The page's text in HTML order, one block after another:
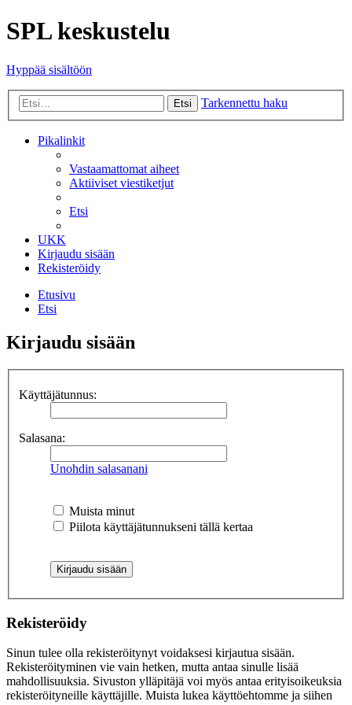
SPL keskustelu
Hyppää sisältöön
Etsi Tarkennettu haku
Pikalinkit
Vastaamattomat aiheet
Aktiiviset viestiketjut
Etsi
UKK
Kirjaudu sisään
Rekisteröidy
Etusivu
Etsi
Kirjaudu sisään
Käyttäjätunnus:
Salasana:
Unohdin salasanani
Muista minut
Piilota käyttäjätunnukseni tällä kertaa
Rekisteröidy
Sinun tulee olla rekisteröitynyt voidaksesi kirjautua sisään.
Rekisteröityminen vie vain hetken, mutta antaa sinulle lisää
mahdollisuuksia. Sivuston ylläpitäjä voi myös antaa erityisoikeuksia
rekisteröityneille käyttäjille. Muista lukea käyttöehtomme ja siihen